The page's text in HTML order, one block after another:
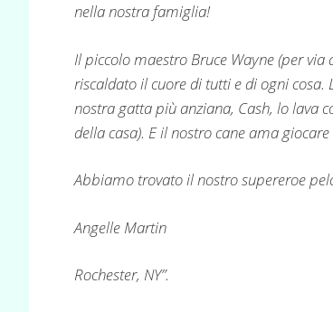
nella nostra famiglia!
Il piccolo maestro Bruce Wayne (per
riscaldato il cuore di tutti e di ogni cosa.
nostra gatta più anziana, Cash, lo lava
della casa). E il nostro cane ama
Abbiamo trovato il nostro supereroe
Angelle Martin
Rochester, NY”.